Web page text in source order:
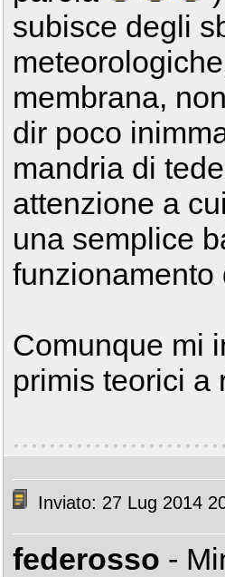
subisce degli
membrana,
dir poco
mandria di
attenzione a
una semplice
funzionamento
Comunque mi
primis teorici
Inviato: 27 Lug 2014
federosso -